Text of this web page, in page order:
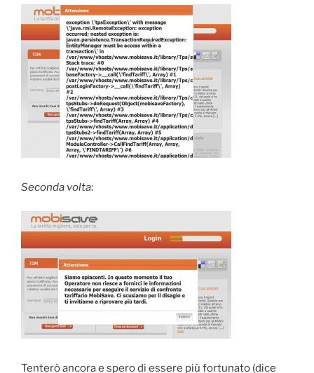
Seconda volta:
Tenterò ancora e spero di essere più fortunato (dice